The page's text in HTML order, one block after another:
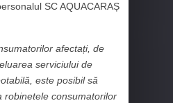
SC AQUACARAȘ
afectați, de
serviciului de
este posibil să
robinetele consumatorilor